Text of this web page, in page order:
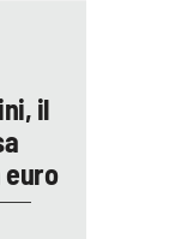
il
euro